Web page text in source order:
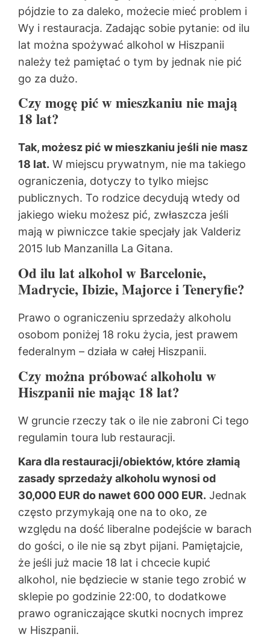
pójdzie to za daleko, możecie mieć problem i
Wy i restauracja. Zadając sobie pytanie: od ilu
lat można spożywać alkohol w Hiszpanii
należy też pamiętać o tym by jednak nie pić
go za dużo.
Czy mogę pić w mieszkaniu nie mają
18 lat?
Tak, możesz pić w mieszkaniu jeśli nie masz
18 lat. W miejscu prywatnym, nie ma takiego
ograniczenia, dotyczy to tylko miejsc
publicznych. To rodzice decydują wtedy od
jakiego wieku możesz pić, zwłaszcza jeśli
mają w piwniczce takie specjały jak Valderiz
2015 lub Manzanilla La Gitana.
Od ilu lat alkohol w Barcelonie,
Madrycie, Ibizie, Majorce i Teneryfie?
Prawo o ograniczeniu sprzedaży alkoholu
osobom poniżej 18 roku życia, jest prawem
federalnym – działa w całej Hiszpanii.
Czy można próbować alkoholu w
Hiszpanii nie mając 18 lat?
W gruncie rzeczy tak o ile nie zabroni Ci tego
regulamin toura lub restauracji.
Kara dla restauracji/obiektów, które złamią
zasady sprzedaży alkoholu wynosi od
30,000 EUR do nawet 600 000 EUR. Jednak
często przymykają one na to oko, ze
względu na dość liberalne podejście w barach
do gości, o ile nie są zbyt pijani. Pamiętajcie,
że jeśli już macie 18 lat i chcecie kupić
alkohol, nie będziecie w stanie tego zrobić w
sklepie po godzinie 22:00, to dodatkowe
prawo ograniczające skutki nocnych imprez
w Hiszpanii.